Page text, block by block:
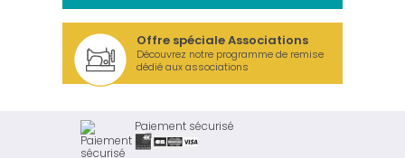
Offre spéciale Associations
Découvrez notre programme de remise
dédié aux associations
Paiement sécurisé